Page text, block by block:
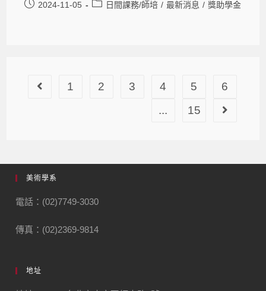
2024-11-05 日間課務/師培 / 最新消息 / 獎助學金
1 2 3 4 5
6
...
15
美術學系
電話：(02)7749-3030
傳真：(02)2369-9814
地址